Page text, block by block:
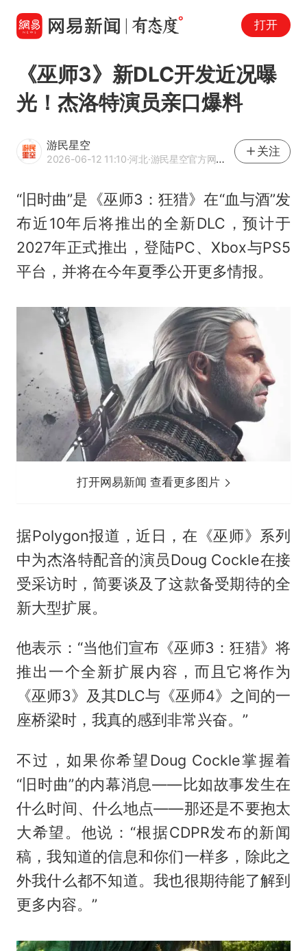
打开
《巫师3》新DLC开发近况曝
光！杰洛特演员亲口爆料
游民星空
2026-06-12 11:10·河北·游民星空官方网易号
关注
“旧时曲”是《巫师3：狂猎》在“血与酒”发
布近10年后将推出的全新DLC，预计于
2027年正式推出，登陆PC、Xbox与PS5
平台，并将在今年夏季公开更多情报。
打开网易新闻 查看更多图片
据Polygon报道，近日，在《巫师》系列
中为杰洛特配音的演员Doug Cockle在接
受采访时，简要谈及了这款备受期待的全
新大型扩展。
他表示：“当他们宣布《巫师3：狂猎》将
推出一个全新扩展内容，而且它将作为
《巫师3》及其DLC与《巫师4》之间的一
座桥梁时，我真的感到非常兴奋。”
不过，如果你希望Doug Cockle掌握着
“旧时曲”的内幕消息——比如故事发生在
什么时间、什么地点——那还是不要抱太
大希望。他说：“根据CDPR发布的新闻
稿，我知道的信息和你们一样多，除此之
外我什么都不知道。我也很期待能了解到
更多内容。”